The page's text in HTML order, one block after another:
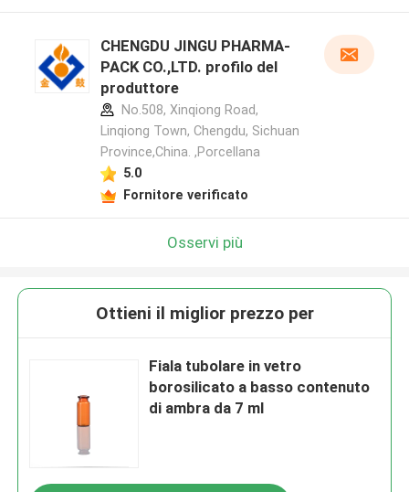
CHENGDU JINGU PHARMA-
PACK CO.,LTD. profilo del
produttore
No.508, Xinqiong Road,
Linqiong Town, Chengdu, Sichuan
Province,China. ,Porcellana
5.0
Fornitore verificato
Osservi più
Ottieni il miglior prezzo per
Fiala tubolare in vetro
borosilicato a basso contenuto
di ambra da 7 ml